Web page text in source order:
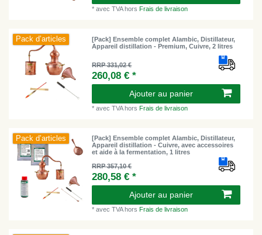
*avec TVAhors Frais de livraison
Pack d’articles
[Pack] Ensemble complet Alambic, Distillateur,
Appareil distillation - Premium, Cuivre, 2 litres
RRP 331,02 €
260,08 € *
Ajouter au panier
*avec TVAhorsFrais de livraison
Pack d’articles
[Pack] Ensemble complet Alambic, Distillateur,
Appareil distillation - Cuivre, avec accessoires
et aide à la fermentation, 1 litres
RRP 357,10 €
280,58 € *
Ajouter au panier
*avec TVAhorsFrais de livraison